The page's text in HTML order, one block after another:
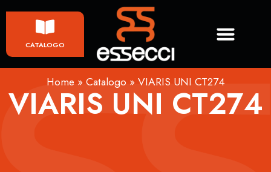
CATALOGO
Home » Catalogo » VIARIS UNI CT274
VIARIS UNI CT274